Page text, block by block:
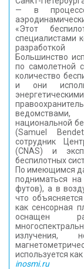
— в
«Этот
специалистами
разработкой
Большинство
по самолетной
количество
и они
национальной
(Samuel
сотрудник
(CNAS) и
беспилотных
По имеющимся
подниматься
футов), а в
что
как сенсорная
оснащен
излучения,
используется
inosmi.ru